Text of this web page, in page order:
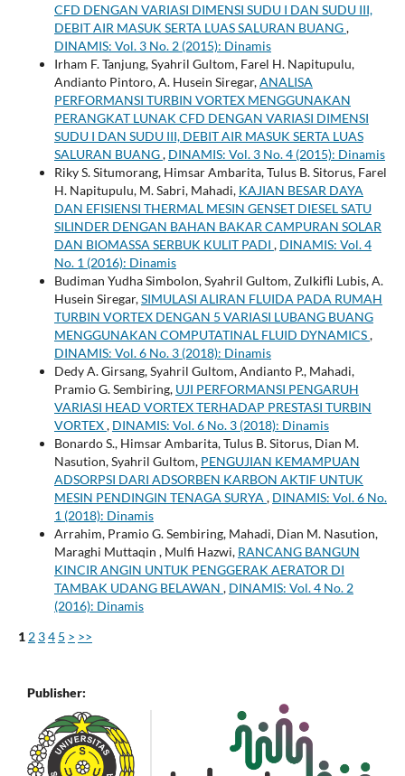
CFD DENGAN VARIASI DIMENSI SUDU I DAN SUDU III,
DEBIT AIR MASUK SERTA LUAS SALURAN BUANG,
DINAMIS: Vol. 3 No. 2 (2015): Dinamis
Irham F. Tanjung, Syahril Gultom, Farel H. Napitupulu,
Andianto Pintoro, A. Husein Siregar,ANALISA
PERFORMANSI TURBIN VORTEX MENGGUNAKAN
PERANGKAT LUNAK CFD DENGAN VARIASI DIMENSI
SUDU I DAN SUDU III, DEBIT AIR MASUK SERTA LUAS
SALURAN BUANG, DINAMIS: Vol. 3 No. 4 (2015): Dinamis
Riky S. Situmorang, Himsar Ambarita, Tulus B. Sitorus, Farel
H. Napitupulu, M. Sabri, Mahadi, KAJIAN BESAR DAYA
DAN EFISIENSI THERMAL MESIN GENSET DIESEL SATU
SILINDER DENGAN BAHAN BAKAR CAMPURAN SOLAR
DAN BIOMASSA SERBUK KULIT PADI , DINAMIS: Vol. 4
No. 1 (2016): Dinamis
Budiman Yudha Simbolon, Syahril Gultom, Zulkifli Lubis, A.
Husein Siregar,SIMULASI ALIRAN FLUIDA PADA RUMAH
TURBIN VORTEX DENGAN 5 VARIASI LUBANG BUANG
MENGGUNAKAN COMPUTATINAL FLUID DYNAMICS,
DINAMIS: Vol. 6 No. 3 (2018): Dinamis
Dedy A. Girsang, Syahril Gultom, Andianto P., Mahadi,
Pramio G. Sembiring, UJI PERFORMANSI PENGARUH
VARIASI HEAD VORTEX TERHADAP PRESTASI TURBIN
VORTEX, DINAMIS: Vol. 6 No. 3 (2018): Dinamis
Bonardo S., Himsar Ambarita, Tulus B. Sitorus, Dian M.
Nasution, Syahril Gultom, PENGUJIAN KEMAMPUAN
ADSORPSI DARI ADSORBEN KARBON AKTIF UNTUK
MESIN PENDINGIN TENAGA SURYA , DINAMIS: Vol. 6 No.
1 (2018): Dinamis
Arrahim, Pramio G. Sembiring, Mahadi, Dian M. Nasution,
Maraghi Muttaqin , Mulfi Hazwi, RANCANG BANGUN
KINCIR ANGIN UNTUK PENGGERAK AERATOR DI
TAMBAK UDANG BELAWAN , DINAMIS: Vol. 4 No. 2
(2016): Dinamis
1 2 34 5 > >>
Publisher: